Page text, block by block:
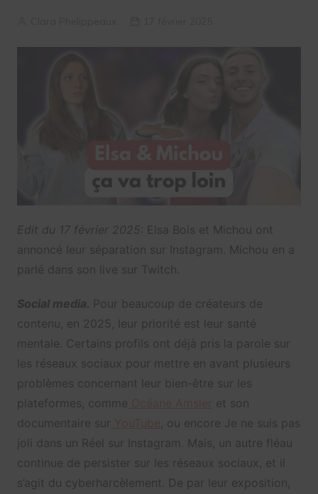
Edit du 17 février 2025 : Elsa Bois et Michou ont
annoncé leur séparation sur Instagram. Michou en a
parlé dans son live sur Twitch.
Social media. Pour beaucoup de créateurs de
contenu, en 2025, leur priorité est leur santé
mentale. Certains profils ont déjà pris la parole sur
les réseaux sociaux pour mettre en avant plusieurs
problèmes concernant leur bien-être sur les
plateformes, comme
et son
documentaire sur
, ou encore Je ne suis pas
joli dans un Réel sur Instagram. Mais, un autre fléau
continue de persister sur les réseaux sociaux, et il
s’agit du cyberharcèlement. De par leur exposition,